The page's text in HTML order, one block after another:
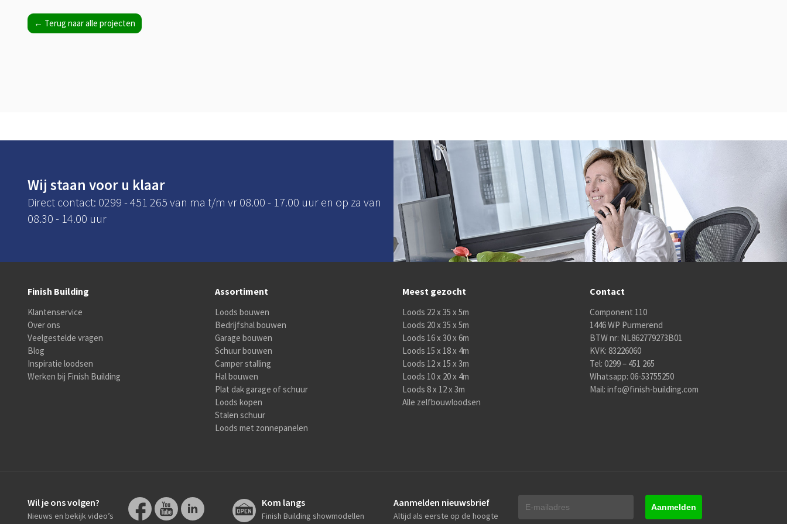
← Terug naar alle projecten
Wij staan voor u klaar
Direct contact: 0299 - 451 265 van ma t/m vr 08.00 - 17.00 uur en op za van
08.30 - 14.00 uur
Finish Building
Klantenservice
Over ons
Veelgestelde vragen
Blog
Inspiratie loodsen
Werken bij Finish Building
Assortiment
Loods bouwen
Bedrijfshal bouwen
Garage bouwen
Schuur bouwen
Camper stalling
Hal bouwen
Plat dak garage of schuur
Loods kopen
Stalen schuur
Loods met zonnepanelen
Meest gezocht
Loods 22 x 35 x 5m
Loods 20 x 35 x 5m
Loods 16 x 30 x 6m
Loods 15 x 18 x 4m
Loods 12 x 15 x 3m
Loods 10 x 20 x 4m
Loods 8 x 12 x 3m
Alle zelfbouwloodsen
Contact
Component 110
1446 WP Purmerend
BTW nr: NL862779273B01
KVK: 83226060
Tel: 0299 – 451 265
Whatsapp: 06-53755250
Mail: info@finish-building.com
Wil je ons volgen?
Nieuws en bekijk video’s
Kom langs
Finish Building showmodellen
Aanmelden nieuwsbrief
Altijd als eerste op de hoogte
Aanmelden